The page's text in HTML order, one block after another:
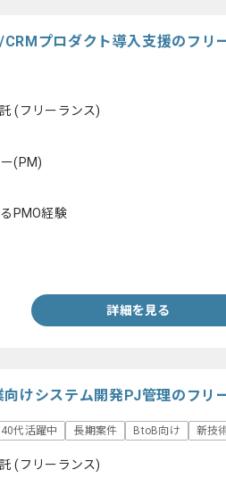
CRMプロダクト導入支援のフリ
(フリーランス)
(PM)
PMO経験
詳細を見る
向けシステム開発PJ管理のフリ
40代活躍中 長期案件 BtoB向け 新技
(フリーランス)